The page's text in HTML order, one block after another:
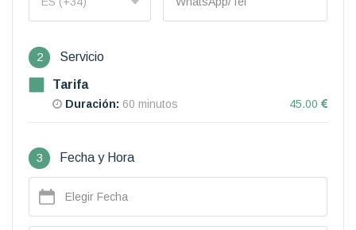
2 Servicio
Tarifa
Duración: 60 minutos 45.00
3 Fecha y Hora